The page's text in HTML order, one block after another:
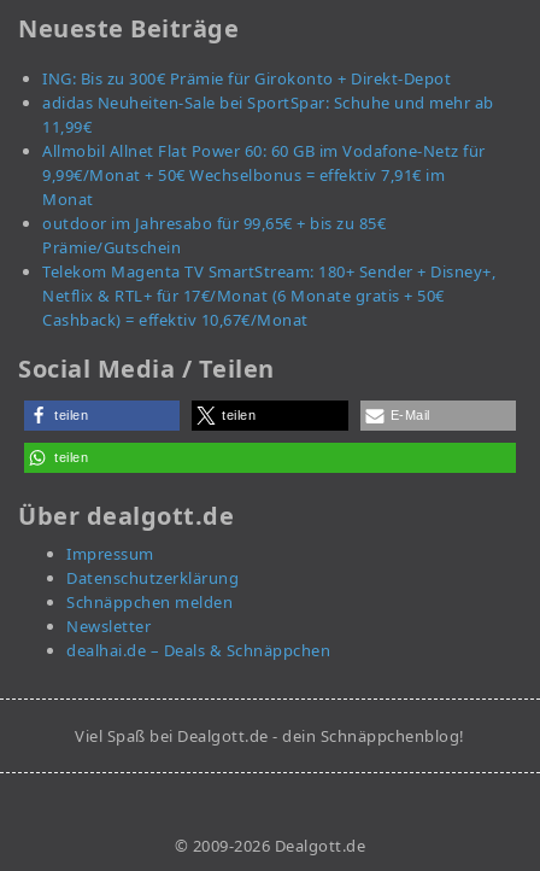
Neueste Beiträge
ING: Bis zu 300€ Prämie für Girokonto + Direkt-Depot
adidas Neuheiten-Sale bei SportSpar: Schuhe und mehr ab
11,99€
Allmobil Allnet Flat Power 60: 60 GB im Vodafone-Netz für
9,99€/Monat + 50€ Wechselbonus = effektiv 7,91€ im
Monat
outdoor im Jahresabo für 99,65€ + bis zu 85€
Prämie/Gutschein
Telekom Magenta TV SmartStream: 180+ Sender + Disney+,
Netflix & RTL+ für 17€/Monat (6 Monate gratis + 50€
Cashback) = effektiv 10,67€/Monat
Social Media / Teilen
teilen teilen E-Mail
teilen
Über dealgott.de
Impressum
Datenschutzerklärung
Schnäppchen melden
Newsletter
dealhai.de – Deals & Schnäppchen
Viel Spaß bei Dealgott.de - dein Schnäppchenblog!
© 2009-2026 Dealgott.de